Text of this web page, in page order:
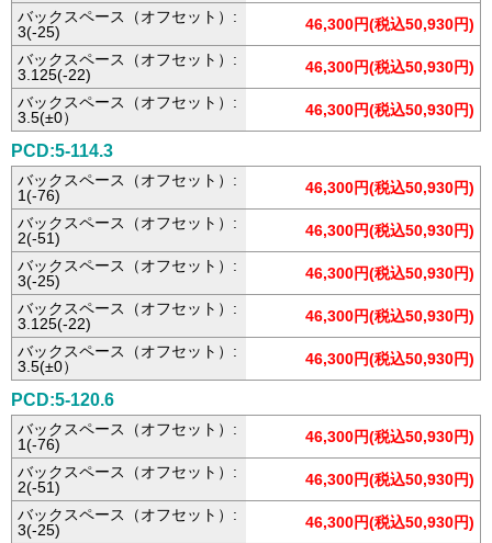
バックスペース（オフセット）:
3(-25)
46,300円(税込50,930円)
バックスペース（オフセット）:
3.125(-22)
46,300円(税込50,930円)
バックスペース（オフセット）:
3.5(±0）
46,300円(税込50,930円)
PCD:5-114.3
バックスペース（オフセット）:
1(-76)
46,300円(税込50,930円)
バックスペース（オフセット）:
2(-51)
46,300円(税込50,930円)
バックスペース（オフセット）:
3(-25)
46,300円(税込50,930円)
バックスペース（オフセット）:
3.125(-22)
46,300円(税込50,930円)
バックスペース（オフセット）:
3.5(±0）
46,300円(税込50,930円)
PCD:5-120.6
バックスペース（オフセット）:
1(-76)
46,300円(税込50,930円)
バックスペース（オフセット）:
2(-51)
46,300円(税込50,930円)
バックスペース（オフセット）:
3(-25)
46,300円(税込50,930円)